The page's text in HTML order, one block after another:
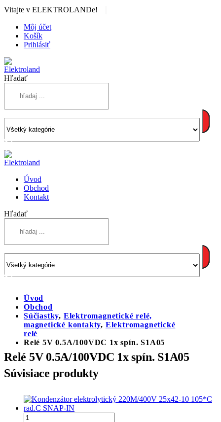
Vitajte v ELEKTROLANDe!
Môj účet
Košík
Prihlásiť
Hľadať
Úvod
Obchod
Kontakt
Hľadať
Úvod
Obchod
Súčiastky, Elektromagnetické relé,
magnetické kontakty, Elektromagnetické
relé
Relé 5V 0.5A/100VDC 1x spín. S1A05
Relé 5V 0.5A/100VDC 1x spín. S1A05
Súvisiace produkty